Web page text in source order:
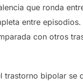
que ronda
entre
con otros
trastorno bipolar se